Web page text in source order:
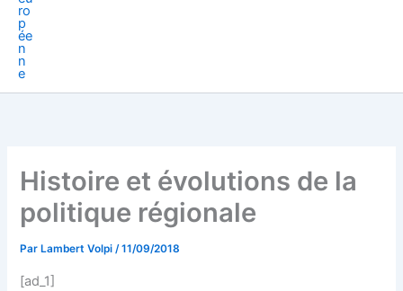
Histoire et évolutions de la
politique régionale
Par Lambert Volpi/11/09/2018
[ad_1]